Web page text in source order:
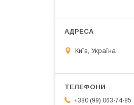
Київ, Україна
+380 (99) 063-74-85